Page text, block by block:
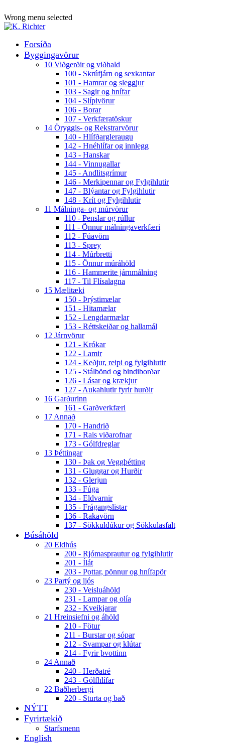
Wrong menu selected
Forsíða
Byggingavörur
10 Viðgerðir og viðhald
100 - Skrúfjárn og sexkantar
101 - Hamrar og sleggjur
103 - Sagir og hnífar
104 - Slípivörur
106 - Borar
107 - Verkfæratöskur
14 Öryggis- og Rekstrarvörur
140 - Hlífðargleraugu
142 - Hnéhlífar og innlegg
143 - Hanskar
144 - Vinnugallar
145 - Andlitsgrímur
146 - Merkipennar og Fylgihlutir
147 - Blýantar og Fylgihlutir
148 - Krít og Fylgihlutir
11 Málninga- og múrvörur
110 - Penslar og rúllur
111 - Önnur málningaverkfæri
112 - Fúavörn
113 - Sprey
114 - Múrbretti
115 - Önnur múráhöld
116 - Hammerite járnmálning
117 - Til Flísalagna
15 Mælitæki
150 - Þrýstimælar
151 - Hitamælar
152 - Lengdarmælar
153 - Réttskeiðar og hallamál
12 Járnvörur
121 - Krókar
122 - Lamir
124 - Keðjur, reipi og fylgihlutir
125 - Stálbönd og bindiborðar
126 - Lásar og krækjur
127 - Aukahlutir fyrir hurðir
16 Garðurinn
161 - Garðverkfæri
17 Annað
170 - Handrið
171 - Rais viðarofnar
173 - Gólfdreglar
13 Þéttingar
130 - Þak og Veggþétting
131 - Gluggar og Hurðir
132 - Glerjun
133 - Fúga
134 - Eldvarnir
135 - Frágangslistar
136 - Rakavörn
137 - Sökkuldúkur og Sökkulasfalt
Búsáhöld
20 Eldhús
200 - Rjómasprautur og fylgihlutir
201 - Ílát
203 - Pottar, pönnur og hnífapör
23 Partý og ljós
230 - Veisluáhöld
231 - Lampar og olía
232 - Kveikjarar
21 Hreinsiefni og áhöld
210 - Fötur
211 - Burstar og sópar
212 - Svampar og klútar
214 - Fyrir þvottinn
24 Annað
240 - Herðatré
243 - Gólfhlífar
22 Baðherbergi
220 - Sturta og bað
NÝTT
Fyrirtækið
Starfsmenn
English